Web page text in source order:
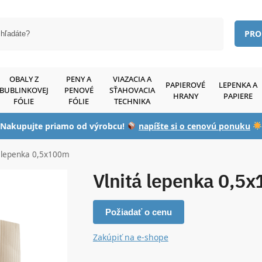
OBALY Z
FÓLIE
PENY A
PENOVÉ
FÓLIE
VIAZACIA A
SŤAHOVACIA
TECHNIKA
PAPIEROVÉ
HRANY
LEPENKA A
PAPIERE
Nakupujte priamo od výrobcu! napíšte si o cenovú ponuku
0,5x100m
Vlnitá lepenka
Požiadať o cenu
Zakúpiť na e-shope